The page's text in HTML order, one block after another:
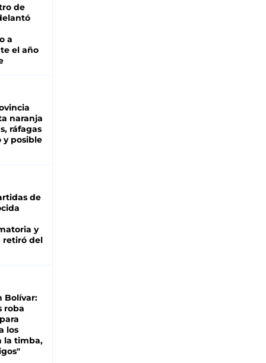
de
a
el año
naranja
ráfagas
y posible
de
y
retiró del
Bolívar:
roba
los
la timba,